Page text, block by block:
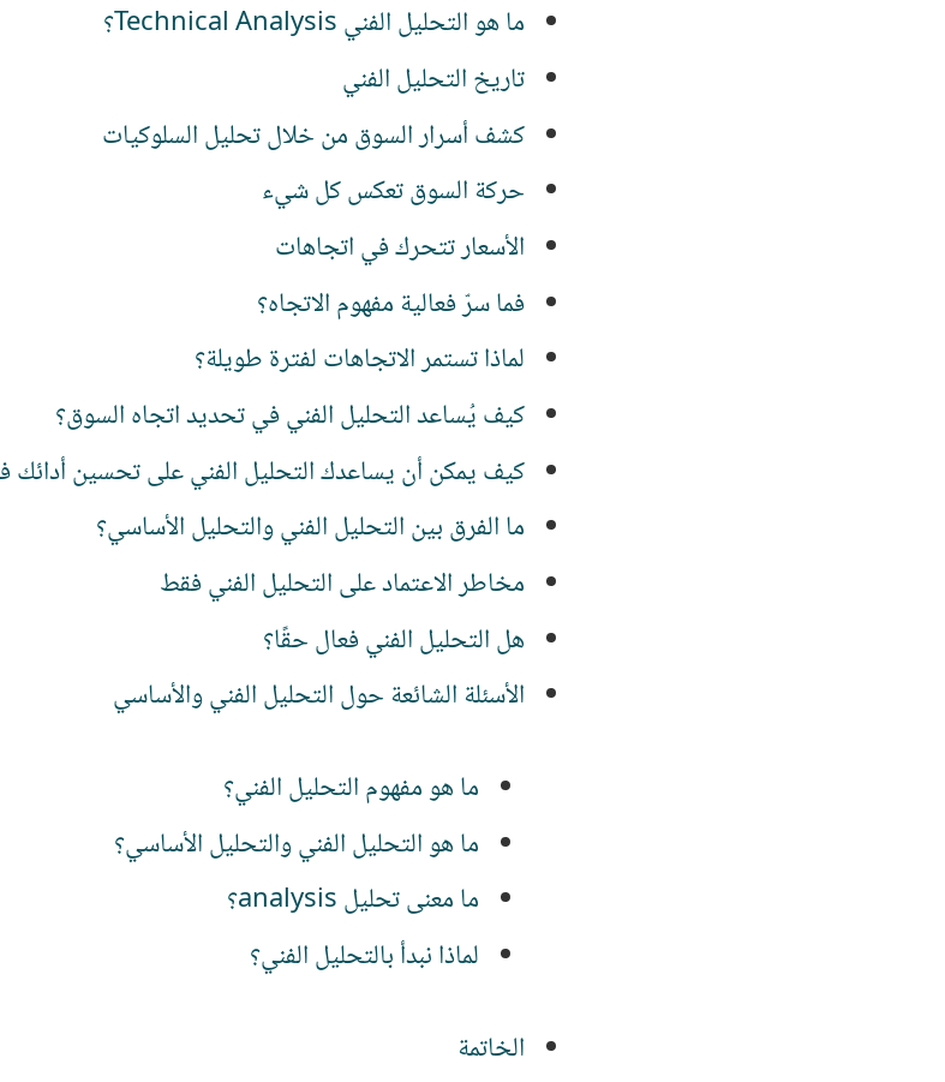
ما هو التحليل الفني Technical Analysis؟
تاريخ التحليل الفني
كشف أسرار السوق من خلال تحليل السلوكيات
حركة السوق تعكس كل شيء
الأسعار تتحرك في اتجاهات
فما سرّ فعالية مفهوم الاتجاه؟
لماذا تستمر الاتجاهات لفترة طويلة؟
كيف يُساعد التحليل الفني في تحديد اتجاه السوق؟
كيف يمكن أن يساعدك التحليل الفني على تحسين أدائك
ما الفرق بين التحليل الفني والتحليل الأساسي؟
مخاطر الاعتماد على التحليل الفني فقط
هل التحليل الفني فعال حقًا؟
الأسئلة الشائعة حول التحليل الفني والأساسي
ما هو مفهوم التحليل الفني؟
ما هو التحليل الفني والتحليل الأساسي؟
ما معنى تحليل analysis؟
لماذا نبدأ بالتحليل الفني؟
الخاتمة